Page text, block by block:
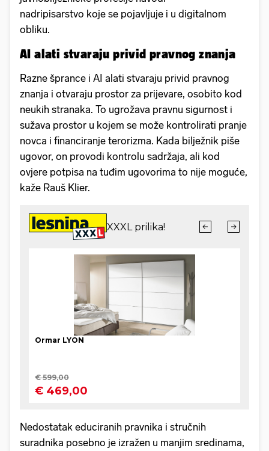
nadripisarstvo koje se pojavljuje i u digitalnom
obliku.
AI alati stvaraju privid pravnog znanja
Razne šprance i AI alati stvaraju privid pravnog
znanja i otvaraju prostor za prijevare, osobito kod
neukih stranaka. To ugrožava pravnu sigurnost i
sužava prostor u kojem se može kontrolirati pranje
novca i financiranje terorizma. Kada bilježnik piše
ugovor, on provodi kontrolu sadržaja, ali kod
ovjere potpisa na tuđim ugovorima to nije moguće,
kaže Rauš Klier.
Nedostatak educiranih pravnika i stručnih
suradnika posebno je izražen u manjim sredinama,